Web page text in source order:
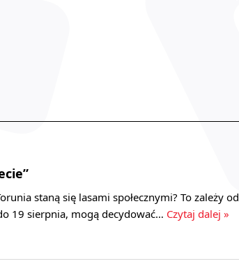
staną się lasami społecznymi? To zależy od
19 sierpnia, mogą decydować… Czytaj dalej »